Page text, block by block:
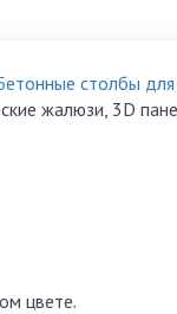
столбы
жалюзи, 3D
цвете.